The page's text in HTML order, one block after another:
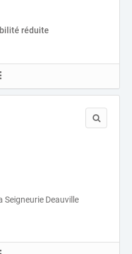
réduite
Seigneurie Deauville